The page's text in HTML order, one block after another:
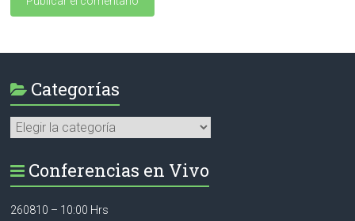
Categorías
Categorías
Conferencias en Vivo
260810 – 10:00 Hrs